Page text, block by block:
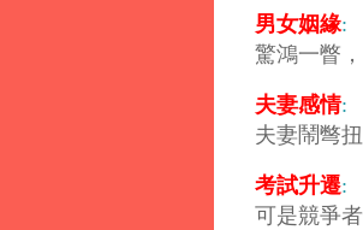
男女姻緣:
驚鴻一瞥
夫妻感情:
夫妻鬧彆
考試升遷:
可是競爭